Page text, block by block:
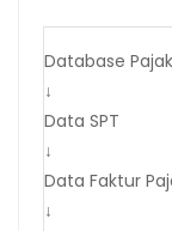
Database Pajak
↓
Data SPT
↓
Data Faktur
↓